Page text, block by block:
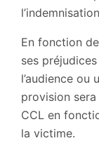
En fonction
ses
l’audience ou
provision
CCL en
la victime.